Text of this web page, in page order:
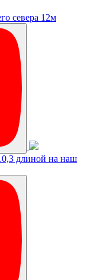
севера 12м
длиной на наш